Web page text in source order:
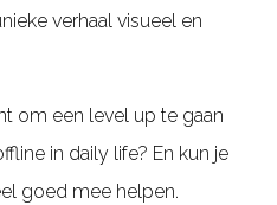
verhaal visueel en
om een level up te gaan
in daily life? En kun je
goed mee helpen.